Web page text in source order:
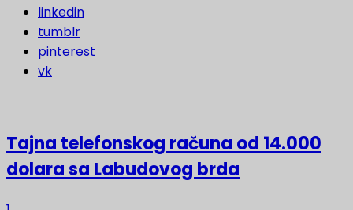
linkedin
tumblr
pinterest
vk
Tajna telefonskog računa od 14.000
dolara sa Labudovog brda